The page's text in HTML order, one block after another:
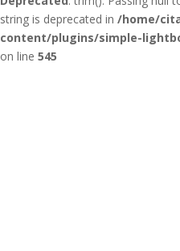
string is deprecated in /home/
content/plugins/simple-
on line 545